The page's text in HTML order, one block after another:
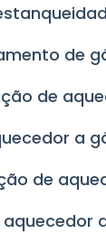
de
de
a
de